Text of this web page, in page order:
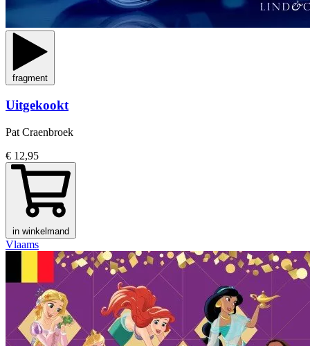
fragment
Uitgekookt
Pat Craenbroek
€ 12,95
in winkelmand
Vlaams